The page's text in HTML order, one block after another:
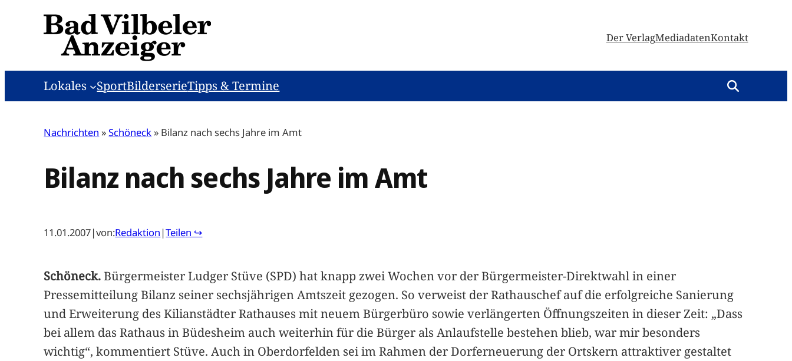
Der VerlagMediadatenKontakt
Lokales SportBilderserieTipps & Termine
Nachrichten »Schöneck» Bilanz nach sechs Jahre im Amt
Bilanz nach sechs Jahre im Amt
11.01.2007|von:Redaktion |Teilen ↪
Schöneck.Bürgermeister Ludger Stüve (SPD) hat knapp zwei Wochen vor der Bürgermeister-Direktwahl in einer
Pressemitteilung Bilanz seiner sechsjährigen Amtszeit gezogen. So verweist der Rathauschef auf die erfolgreiche Sanierung
und Erweiterung des Kilianstädter Rathauses mit neuem Bürgerbüro sowie verlängerten Öffnungszeiten in dieser Zeit: „Dass
bei allem das Rathaus in Büdesheim auch weiterhin für die Bürger als Anlaufstelle bestehen blieb, war mir besonders
wichtig“, kommentiert Stüve. Auch in Oberdorfelden sei im Rahmen der Dorferneuerung der Ortskern attraktiver gestaltet